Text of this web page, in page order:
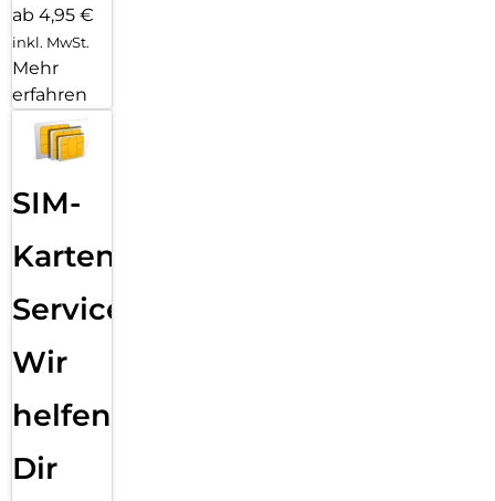
ab 4,95 €
inkl. MwSt.
Mehr
erfahren
SIM-
Karten
Service:
Wir
helfen
Dir